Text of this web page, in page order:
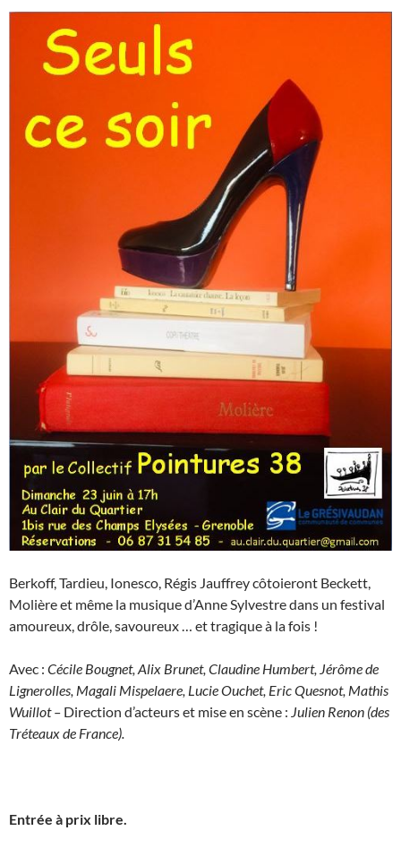
Berkoff, Tardieu, Ionesco, Régis Jauffrey côtoieront Beckett,
Molière et même la musique d’Anne Sylvestre dans un festival
amoureux, drôle, savoureux … et tragique à la fois !
Avec : Cécile Bougnet, Alix Brunet, Claudine Humbert, Jérôme de
Lignerolles, Magali Mispelaere, LucieOuchet, Eric Quesnot, Mathis
Wuillot – Direction d’acteurs et mise en scène : Julien Renon (des
Tréteaux de France).
Entrée à prix libre.